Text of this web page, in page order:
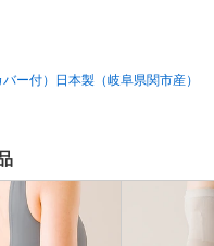
ー付）日本製（岐阜県関市産）